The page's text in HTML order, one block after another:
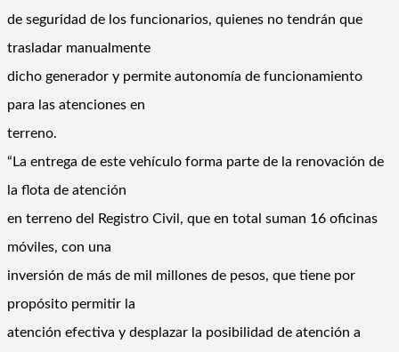
de seguridad de los funcionarios, quienes no tendrán que
trasladar manualmente
dicho generador y permite autonomía de funcionamiento
para las atenciones en
terreno.
“La entrega de este vehículo forma parte de la renovación de
la flota de atención
en terreno del Registro Civil, que en total suman 16 oficinas
móviles, con una
inversión de más de mil millones de pesos, que tiene por
propósito permitir la
atención efectiva y desplazar la posibilidad de atención a